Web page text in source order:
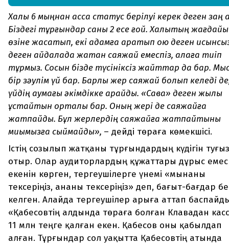
Халқы 6 мыңнан асса статус берілуі керек деген заң
Біздегі тұрғындар саны 2 есе ғой. Халықтың
өзіне жасатып, екі адамға қаратып қою деген
деген айдалада жатқан саяжай емеспіз, қалаға тиіп
тұрмыз. Сосын бізде түсініксіз жайттар да бар.
бір зәулім үй бар. Барлық жер саяжай болып келеді
үйдің аумағы әкімдікке қарайды. «Сава» деген жылқы
ұстайтын орталық бар. Оның жері де саяжайға
жатпайды. Бұл жерлердің саяжайға жатпайтыны
миымызға сыймайды», – дейді төраға көмекшісі.
Істің созылып жатқаны тұрғындардың күдігін
отыр. Олар аудиторлардың құжаттары дұрыс емес
екенін көрген, тергеушілерге үнемі «мынаны
тексеріңіз, ананы тексеріңіз» деп, бағыт-бағдар
келген. Алайда тергеушілер арыға аттап
«Қабесовтің алдында төраға болған Клавадан
11 млн теңге қалған екен. Қабесов оны қабылдап
алған. Тұрғындар сол уақытта Қабесовтің атында